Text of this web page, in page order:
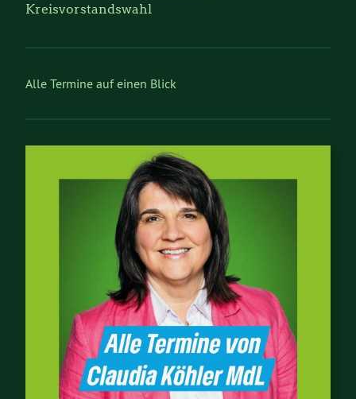
Kreisvorstandswahl
Alle Termine auf einen Blick